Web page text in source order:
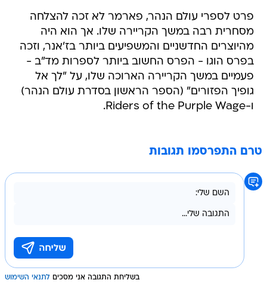
פרט לספרי עולם הנהר, פארמר לא זכה להצלחה
מסחרית רבה במשך הקריירה שלו. אך הוא היה
מהיוצרים החדשניים והמשפיעים ביותר בז'אנר, וזכה
בפרס הוגו - הפרס החשוב ביותר לספרות מד"ב -
פעמיים במשך הקריירה הארוכה שלו, על "לך אל
גופיך הפזורים" (הספר הראשון בסדרת עולם הנהר)
ו-Riders of the Purple Wage.
טרם התפרסמו תגובות
בשליחת התגובה אני מסכים לתנאי השימוש